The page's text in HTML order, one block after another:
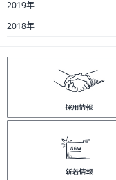
2019年
2018年